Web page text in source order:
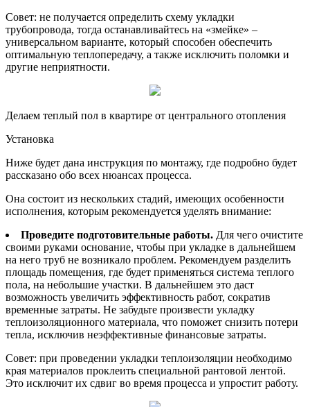
Совет: не получается определить схему укладки
трубопровода, тогда останавливайтесь на «змейке» –
универсальном варианте, который способен обеспечить
оптимальную теплопередачу, а также исключить поломки и
другие неприятности.
Делаем теплый пол в квартире от центрального отопления
Установка
Ниже будет дана инструкция по монтажу, где подробно будет
рассказано обо всех нюансах процесса.
Она состоит из нескольких стадий, имеющих особенности
исполнения, которым рекомендуется уделять внимание:
Проведите подготовительные работы. Для чего очистите
своими руками основание, чтобы при укладке в дальнейшем
на него труб не возникало проблем. Рекомендуем разделить
площадь помещения, где будет применяться система теплого
пола, на небольшие участки. В дальнейшем это даст
возможность увеличить эффективность работ, сократив
временные затраты. Не забудьте произвести укладку
теплоизоляционного материала, что поможет снизить потери
тепла, исключив неэффективные финансовые затраты.
Совет: при проведении укладки теплоизоляции необходимо
края материалов проклеить специальной рантовой лентой.
Это исключит их сдвиг во время процесса и упростит работу.